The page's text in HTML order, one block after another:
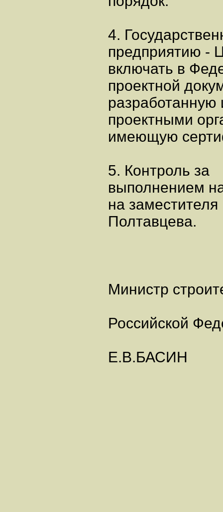
4.
предприятию -
включать в
проектной
разработанную
проектными
имеющую
5. Контроль за
выполнением
на
Полтавцева.
Министр
Российской
Е.В.БАСИН